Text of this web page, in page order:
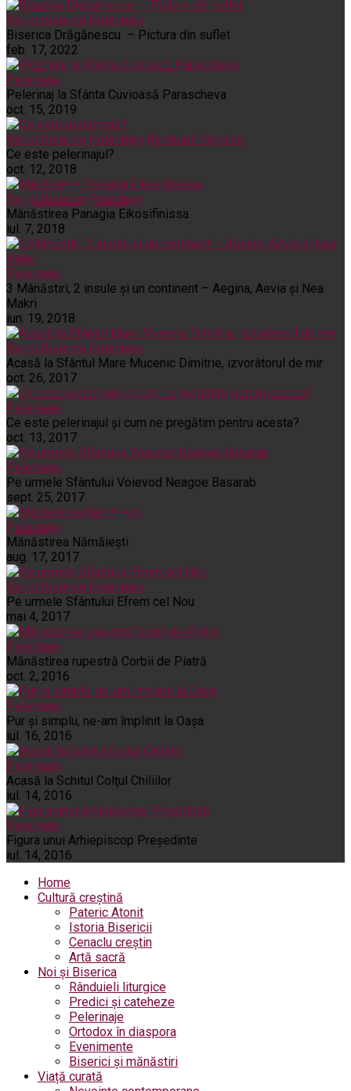
Noi și Biserica Pelerinaje
Biserica Drăgănescu – Pictura din suflet
feb. 17, 2022
Pelerinaje
Pelerinaj la Sfânta Cuvioasă Parascheva
oct. 15, 2019
Noi și Biserica Pelerinaje Rânduieli liturgice
Ce este pelerinajul?
oct. 12, 2018
Noi și Biserica Pelerinaje
Mânăstirea Panagia Eikosifinissa
iul. 7, 2018
Pelerinaje
3 Mânăstiri, 2 insule și un continent – Aegina, Aevia și Nea
Makri
iun. 19, 2018
Noi și Biserica Pelerinaje
Acasă la Sfântul Mare Mucenic Dimitrie, izvorâtorul de mir
oct. 26, 2017
Pelerinaje
Ce este pelerinajul şi cum ne pregătim pentru acesta?
oct. 13, 2017
Pelerinaje
Pe urmele Sfântului Voievod Neagoe Basarab
sept. 25, 2017
Pelerinaje
Mănăstirea Nămăiești
aug. 17, 2017
Noi și Biserica Pelerinaje
Pe urmele Sfântului Efrem cel Nou
mai 4, 2017
Pelerinaje
Mănăstirea rupestră Corbii de Piatră
oct. 2, 2016
Pelerinaje
Pur şi simplu, ne-am împlinit la Oaşa
iul. 16, 2016
Pelerinaje
Acasă la Schitul Colţul Chiliilor
iul. 14, 2016
Pelerinaje
Figura unui Arhiepiscop Preşedinte
iul. 14, 2016
Home
Cultură creștină
Pateric Atonit
Istoria Bisericii
Cenaclu creștin
Artă sacră
Noi și Biserica
Rânduieli liturgice
Predici și cateheze
Pelerinaje
Ortodox în diaspora
Evenimente
Biserici și mănăstiri
Viață curată